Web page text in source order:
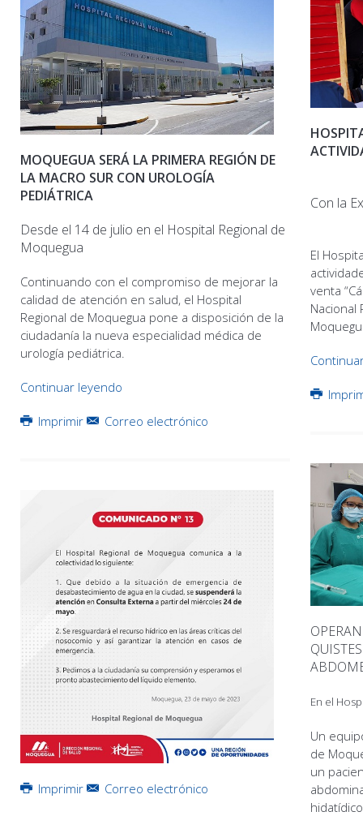
MOQUEGUA SERÁ LA PRIMERA REGIÓN DE
LA MACRO SUR CON UROLOGÍA
PEDIÁTRICA
Desde el 14 de julio en el Hospital Regional de
Moquegua
Continuando con el compromiso de mejorar la
calidad de atención en salud, el Hospital
Regional de Moquegua pone a disposición de la
ciudadanía la nueva especialidad médica de
urología pediátrica.
Continuar leyendo
Imprimir Correo electrónico
Imprimir Correo electrónico
Con la
El
venta
Nacional
En el
Un
de
un